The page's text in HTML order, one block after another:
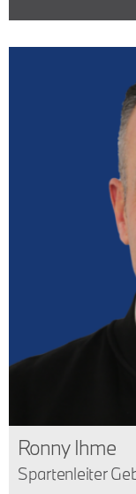
Ronny Ihme
Spartenleiter